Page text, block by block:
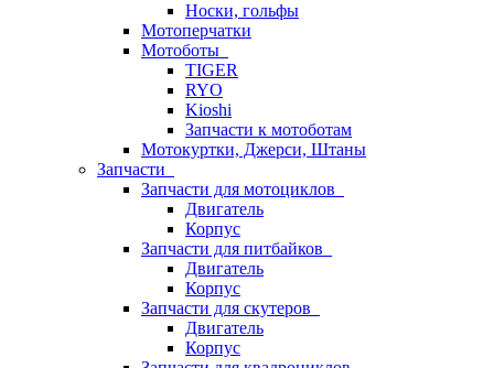
Носки, гольфы
Мотоперчатки
Мотоботы
TIGER
RYO
Kioshi
Запчасти к мотоботам
Мотокуртки, Джерси, Штаны
Запчасти
Запчасти для мотоциклов
Двигатель
Корпус
Запчасти для питбайков
Двигатель
Корпус
Запчасти для скутеров
Двигатель
Корпус